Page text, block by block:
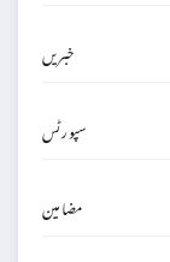
خبریں
سپورٹس
مضامین